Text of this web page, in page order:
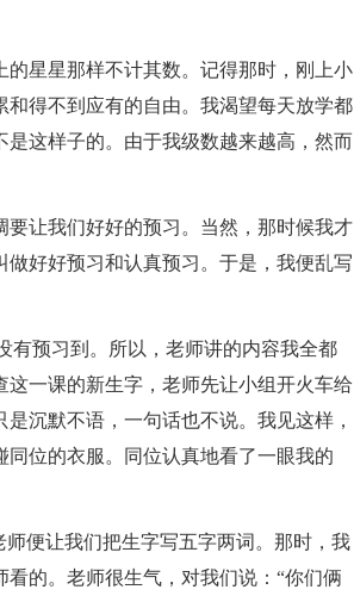
星星那样不计其数。记得那时，刚上小
得不到应有的自由。我渴望每天放学都
这样子的。由于我级数越来越高，然而
让我们好好的预习。当然，那时候我才
好好预习和认真预习。于是，我便乱写
预习到。所以，老师讲的内容我全都
一课的新生字，老师先让小组开火车给
沉默不语，一句话也不说。我见这样，
位的衣服。同位认真地看了一眼我的
便让我们把生字写五字两词。那时，我
的。老师很生气，对我们说：“你们俩